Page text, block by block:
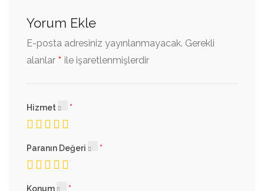
Yorum Ekle
E-posta adresiniz yayınlanmayacak. Gerekli
alanlar * ile işaretlenmişlerdir
Hizmet
Paranın Değeri
Konum